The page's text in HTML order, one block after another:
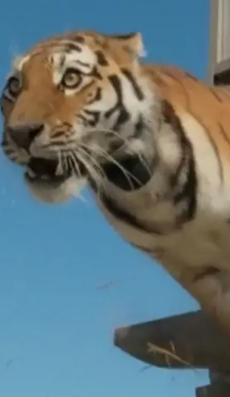
Nachrichten